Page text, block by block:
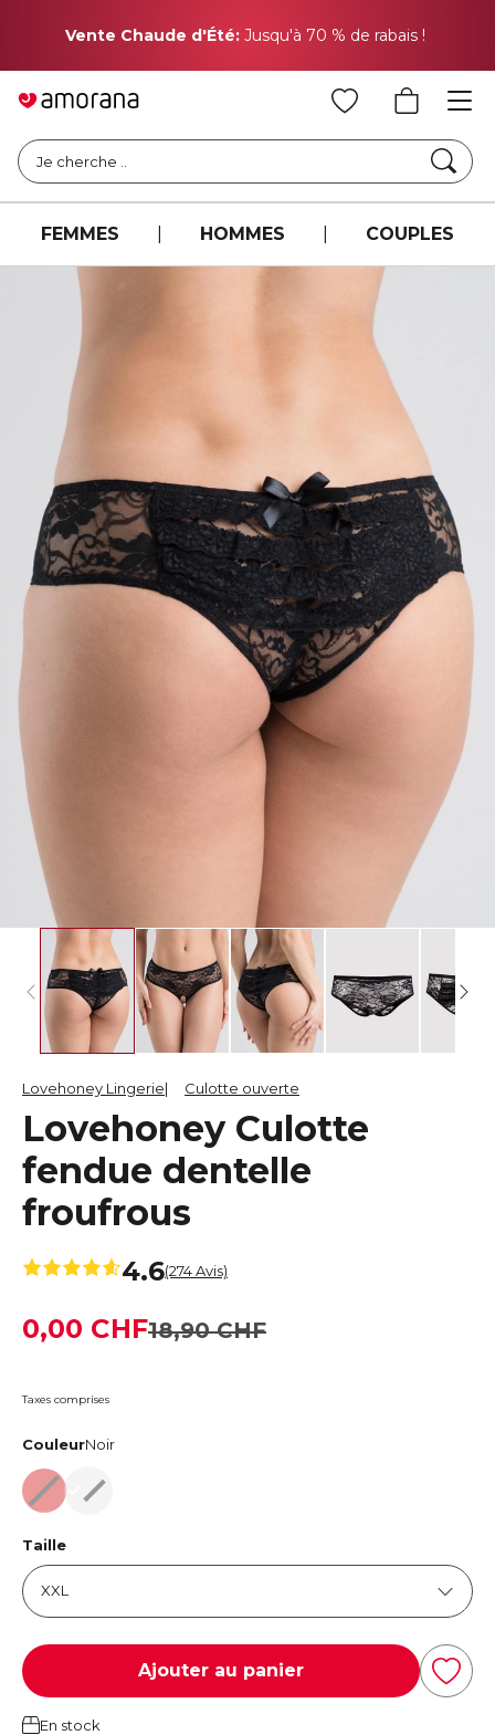
Vente Chaude d'Été: Jusqu'à 70 % de rabais !
Je cherche ..
FEMMES HOMMES COUPLES
Lovehoney Lingerie Culotte ouverte
Lovehoney Culotte
fendue dentelle
froufrous
4.6(274 Avis)
18,90 CHF
0,00 CHF
Taxes comprises
CouleurNoir
Rouge Noir
Taille
Ajouter au panier
En stock